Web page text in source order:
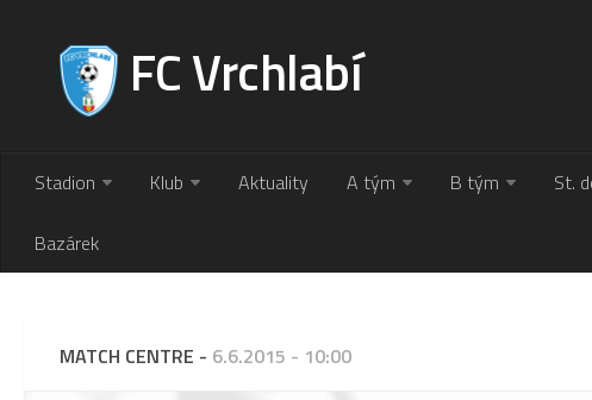
FC Vrchlabí
Stadion Klub Aktuality A tým B tým St.
Bazárek
MATCH CENTRE - 6.6.2015 - 10:00